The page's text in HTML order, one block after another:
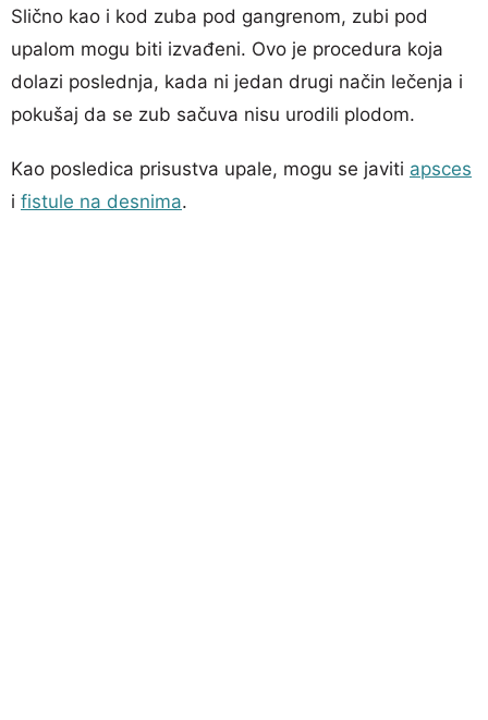
Slično kao i kod zuba pod gangrenom, zubi pod
upalom mogu biti izvađeni. Ovo je procedura koja
dolazi poslednja, kada ni jedan drugi način lečenja i
pokušaj da se zub sačuva nisu urodili plodom.
Kao posledica prisustva upale, mogu se javiti apsces
i fistule na desnima.